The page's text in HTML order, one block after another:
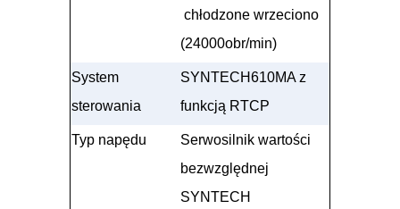
chłodzone wrzeciono
(24000obr/min)
System
sterowania
SYNTECH610MA z
funkcją RTCP
Typ napędu
Serwosilnik wartości
bezwzględnej
SYNTECH